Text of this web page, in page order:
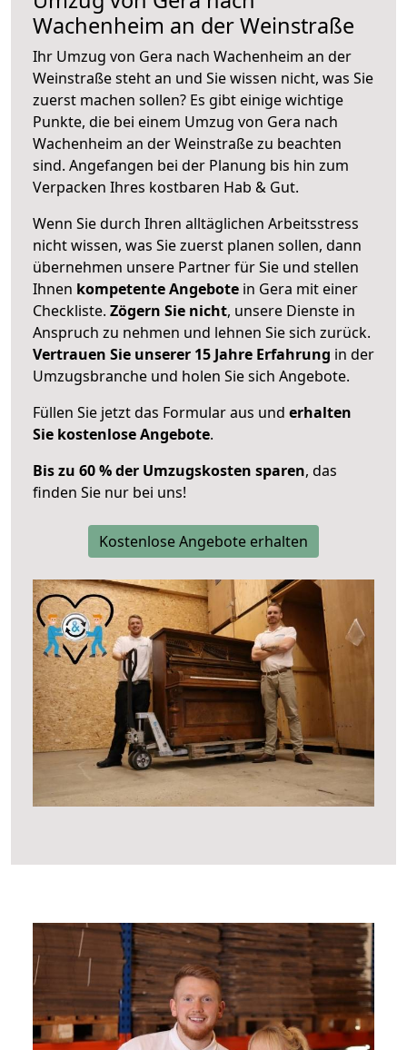
Wachenheim an der Weinstraße
Ihr Umzug von Gera nach Wachenheim an der
Weinstraße steht an und Sie wissen nicht, was Sie
zuerst machen sollen? Es gibt einige wichtige
Punkte, die bei einem Umzug von Gera nach
Wachenheim an der Weinstraße zu beachten
sind. Angefangen bei der Planung bis hin zum
Verpacken Ihres kostbaren Hab & Gut.
Wenn Sie durch Ihren alltäglichen Arbeitsstress
nicht wissen, was Sie zuerst planen sollen, dann
übernehmen unsere Partner für Sie und stellen
Ihnen kompetente Angebote in Gera mit einer
Checkliste. Zögern Sie nicht, unsere Dienste in
Anspruch zu nehmen und lehnen Sie sich zurück.
Vertrauen Sie unserer 15 Jahre Erfahrung in der
Umzugsbranche und holen Sie sich Angebote.
Füllen Sie jetzt das Formular aus und erhalten
Sie kostenlose Angebote.
Bis zu 60 % der Umzugskosten sparen, das
finden Sie nur bei uns!
Kostenlose Angebote erhalten